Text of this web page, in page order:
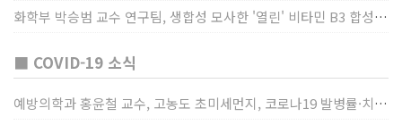
화학부 박승범 교수 연구팀, 생합성 모사한 '열린' 비타민 B3 합성법 개발
■ COVID-19 소식
예방의학과 홍윤철 교수, 고농도 초미세먼지, 코로나19 발병률·치명률 높인다